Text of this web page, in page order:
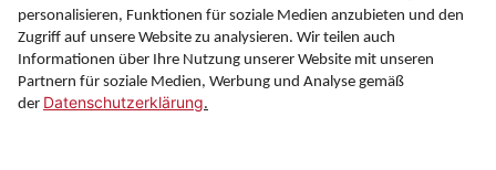
Information
Folgen Sie uns auf